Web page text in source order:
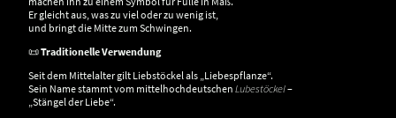
Er gleicht aus, was zu viel oder zu wenig ist,
und bringt die Mitte zum Schwingen.
📜Traditionelle Verwendung
Seit dem Mittelalter gilt Liebstöckel als „Liebespflanze“.
Sein Name stammt vom mittelhochdeutschen Lubestöckel–
„Stängel der Liebe“.